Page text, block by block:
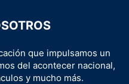
que impulsamos un
del acontecer nacional,
y mucho más.